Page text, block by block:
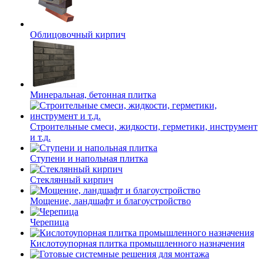
Облицовочный кирпич
Минеральная, бетонная плитка
Строительные смеси, жидкости, герметики, инструмент
и т.д.
Ступени и напольная плитка
Cтеклянный кирпич
Мощение, ландшафт и благоустройство
Черепица
Кислотоупорная плитка промышленного назначения